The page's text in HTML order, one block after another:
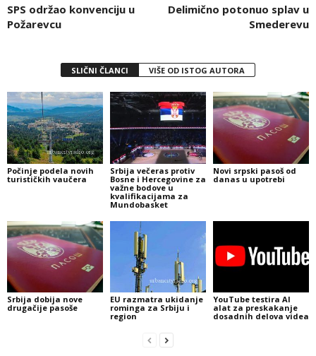
SPS održao konvenciju u
Požarevcu
Delimično potonuo splav u
Smederevu
SLIČNI ČLANCI VIŠE OD ISTOG AUTORA
Počinje podela novih
turističkih vaučera
Srbija večeras protiv
Bosne i Hercegovine za
važne bodove u
kvalifikacijama za
Mundobasket
Novi srpski pasoš od
danas u upotrebi
Srbija dobija nove
drugačije pasoše
EU razmatra ukidanje
rominga za Srbiju i
region
YouTube testira AI
alat za preskakanje
dosadnih delova videa